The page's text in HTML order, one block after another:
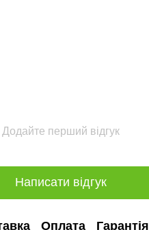
Додайте перший відгук
Написати відгук
Оплата Гарантія